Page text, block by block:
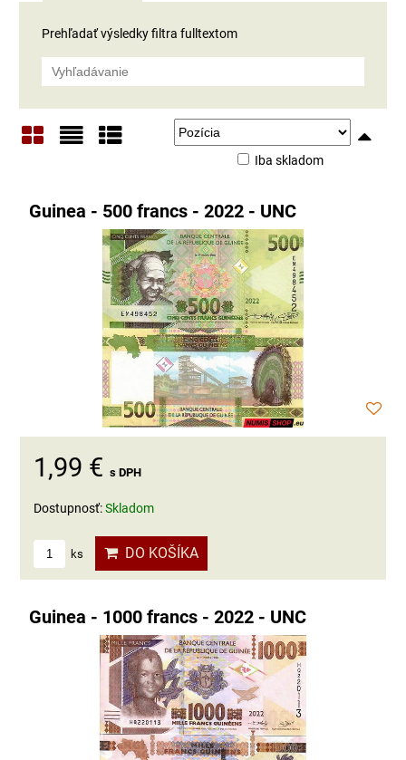
Prehľadať výsledky filtra fulltextom
Iba skladom
Guinea - 500 francs - 2022 - UNC
1,99 € s DPH
Dostupnosť:Skladom
ks DO KOŠÍKA
Guinea - 1000 francs - 2022 - UNC